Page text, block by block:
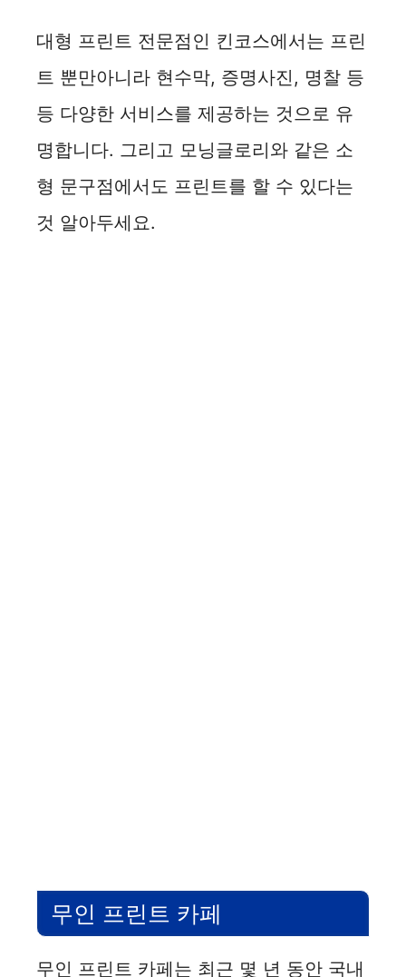
대형 프린트 전문점인 킨코스에서는 프린
트 뿐만아니라 현수막, 증명사진, 명찰 등
등 다양한 서비스를 제공하는 것으로 유
명합니다. 그리고 모닝글로리와 같은 소
형 문구점에서도 프린트를 할 수 있다는
것 알아두세요.
무인 프린트 카페
무인 프린트 카페는 최근 몇 년 동안 국내